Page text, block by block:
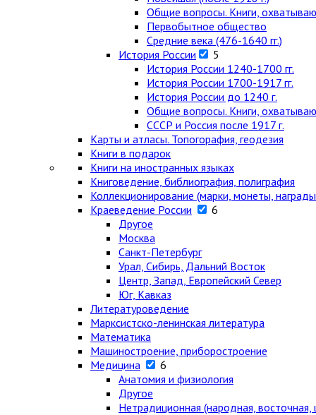
Общие вопросы. Книги,
Первобытное общество
Средние века (476-1640 гг.)
История России
5
История России 1240-1700 гг.
История России 1700-1917 гг.
История России до 1240 г.
Общие вопросы. Книги,
СССР и Россия после 1917 г.
Карты и атласы. Топогорафия, геодезия
Книги в подарок
Книги на иностранных языках
Книговедение, библиография, полиграфия
Коллекционирование (марки, монеты,
Краеведение России
6
Другое
Москва
Санкт-Петербург
Урал, Сибирь, Дальний Восток
Центр, Запад, Европейский Север
Юг, Кавказ
Литературоведение
Марксистско-ленинская литература
Математика
Машиностроение, приборостроение
Медицина
6
Анатомия и физиология
Другое
Нетрадиционная (народная, восточная,